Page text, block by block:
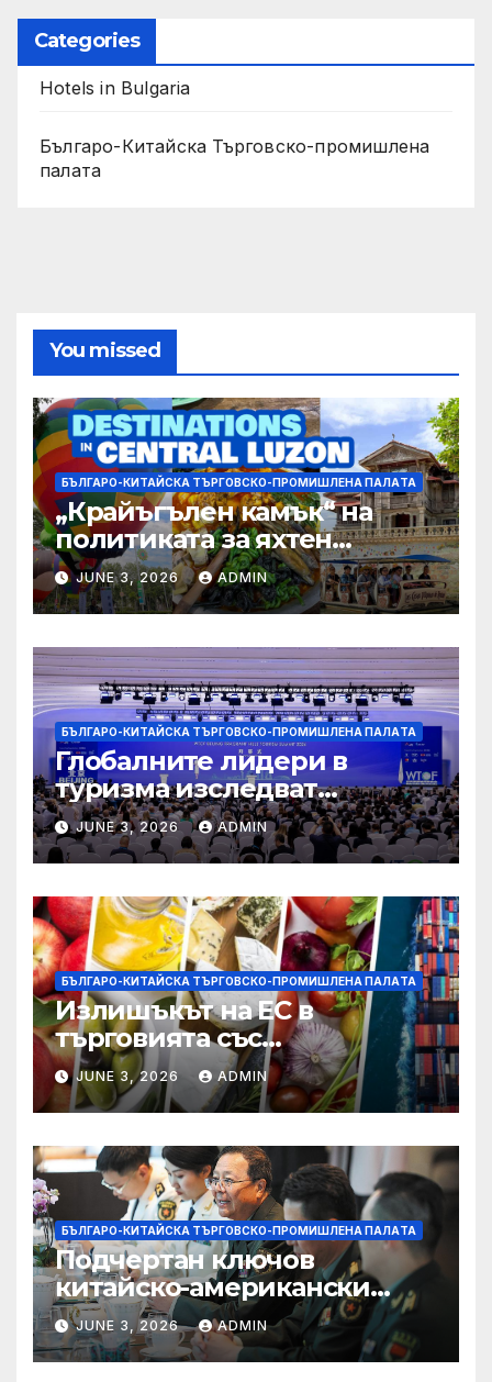
Categories
Hotels in Bulgaria
Българо-Китайска Търговско-промишлена
палaта
You missed
БЪЛГАРО-КИТАЙСКА ТЪРГОВСКО-ПРОМИШЛЕНА ПАЛAТА
„Крайъгълен камък“ на
политиката за яхтен
туризъм на GBA
JUNE 3, 2026 ADMIN
БЪЛГАРО-КИТАЙСКА ТЪРГОВСКО-ПРОМИШЛЕНА ПАЛAТА
Глобалните лидери в
туризма изследват
бъдещето на пътуването,
управлявано от AI
JUNE 3, 2026 ADMIN
БЪЛГАРО-КИТАЙСКА ТЪРГОВСКО-ПРОМИШЛЕНА ПАЛAТА
Излишъкът на ЕС в
търговията със
селскостопански храни се
увеличава през февруари
JUNE 3, 2026 ADMIN
БЪЛГАРО-КИТАЙСКА ТЪРГОВСКО-ПРОМИШЛЕНА ПАЛAТА
Подчертан ключов
китайско-американски
консенсус –
Chinadaily.com.cn
JUNE 3, 2026 ADMIN